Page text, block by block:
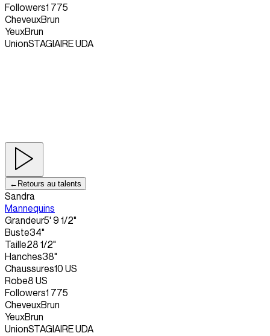
Followers1 775
CheveuxBrun
YeuxBrun
UnionSTAGIAIRE UDA
← Retours au talents
Sandra
Mannequins
Grandeur5' 9 1/2"
Buste34"
Taille28 1/2"
Hanches38"
Chaussures10 US
Robe8 US
Followers1 775
CheveuxBrun
YeuxBrun
UnionSTAGIAIRE UDA